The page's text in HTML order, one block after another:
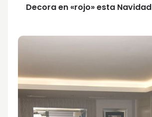
Decora en «rojo» esta Navidad